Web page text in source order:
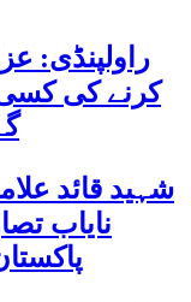
راولپنڈی:
کرنے کی
شہید قائد
نایاب